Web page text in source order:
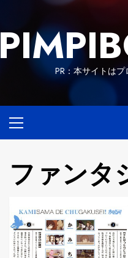
content
PR：本サイトは
Menu
ファンタ